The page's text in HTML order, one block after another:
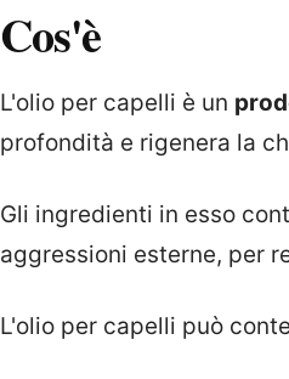
Cos'è
L'olio per capelli è un
profondità e rigenera la
Gli ingredienti in esso
aggressioni esterne, per
L'olio per capelli può